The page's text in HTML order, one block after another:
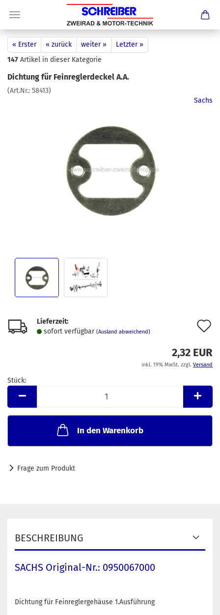
« Erster « zurück weiter »
Letzter »
147 Artikel in dieser Kategorie
Dichtung für Feinreglerdeckel A.A.
(Art.Nr.: 58413)
Sachs
Lieferzeit:
sofort verfügbar (Ausland abweichend)
2,32 EUR
inkl. 19% MwSt. zzgl. Versand
Stück:
Stück
In den Warenkorb
Frage zum Produkt
BESCHREIBUNG
SACHS Original-Nr.: 0950067000
Dichtung für Feinreglergehäuse 1.Ausführung